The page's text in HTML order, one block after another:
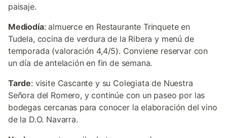
paisaje.
Mediodía: almuerce en Restaurante Trinquete en
Tudela, cocina de verdura de la Ribera y menú de
temporada (valoración 4,4/5). Conviene reservar con
un día de antelación en fin de semana.
Tarde: visite Cascante y su Colegiata de Nuestra
Señora del Romero, y continúe con un paseo por las
bodegas cercanas para conocer la elaboración del vino
de la D.O. Navarra.